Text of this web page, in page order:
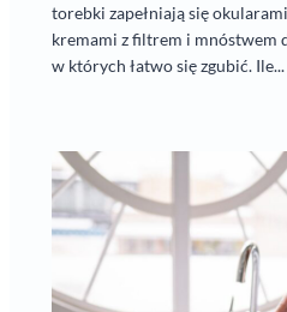
torebki zapełniają się
kremami z filtrem i mnóstwem
w których łatwo się zgubić. Ile...